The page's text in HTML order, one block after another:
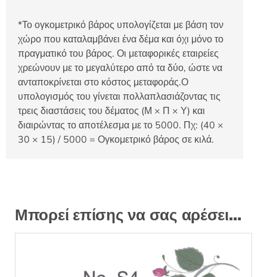
*Το ογκομετρικό βάρος υπολογίζεται με βάση τον
χώρο που καταλαμβάνει ένα δέμα και όχι μόνο το
πραγματικό του βάρος. Οι μεταφορικές εταιρείες
χρεώνουν με το μεγαλύτερο από τα δύο, ώστε να
ανταποκρίνεται στο κόστος μεταφοράς.Ο
υπολογισμός του γίνεται πολλαπλασιάζοντας τις
τρεις διαστάσεις του δέματος (Μ × Π × Υ) και
διαιρώντας το αποτέλεσμα με το 5000. Πχ: (40 ×
30 × 15) / 5000 = Ογκομετρικό βάρος σε κιλά.
Μπορεί επίσης να σας αρέσει…